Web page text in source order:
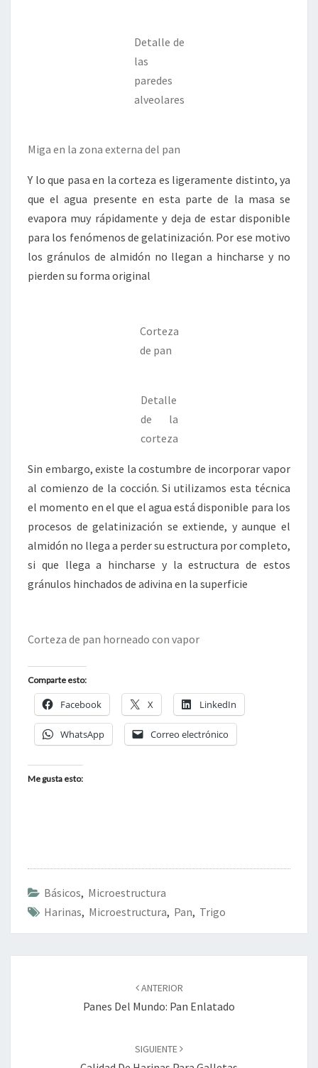
Detalle de
las
paredes
alveolares
Miga en la zona externa del pan
Y lo que pasa en la corteza es ligeramente distinto, ya
que el agua presente en esta parte de la masa se
evapora muy rápidamente y deja de estar disponible
para los fenómenos de gelatinización. Por ese motivo
los gránulos de almidón no llegan a hincharse y no
pierden su forma original
Corteza
de pan
Detalle
de la
corteza
Sin embargo, existe la costumbre de incorporar vapor
al comienzo de la cocción. Si utilizamos esta técnica
el momento en el que el agua está disponible para los
procesos de gelatinización se extiende, y aunque el
almidón no llega a perder su estructura por completo,
si que llega a hincharse y la estructura de estos
gránulos hinchados de adivina en la superficie
Corteza de pan horneado con vapor
Comparte esto:
Facebook X LinkedIn
WhatsApp Correo electrónico
Me gusta esto:
Básicos, Microestructura
Harinas, Microestructura, Pan, Trigo
ANTERIOR
Panes Del Mundo: Pan Enlatado
SIGUIENTE